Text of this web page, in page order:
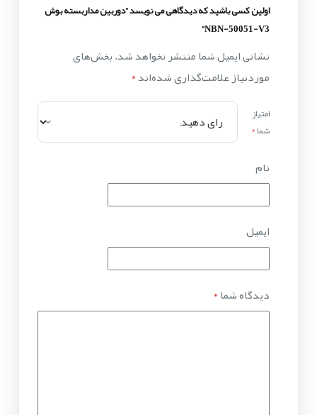
اولین کسی باشید که دیدگاهی می نویسد “دوربین مداربسته بوش
NBN-50051-V3”
نشانی ایمیل شما منتشر نخواهد شد.بخش‌های
موردنیاز علامت‌گذاری شده‌اند*
امتیاز
شما*
نام
ایمیل
دیدگاه شما*